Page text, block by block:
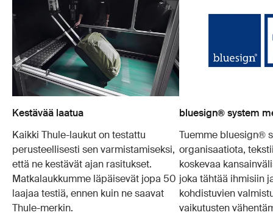
Kestävää laatua
Kaikki Thule-laukut on testattu
perusteellisesti sen varmistamiseksi,
että ne kestävät ajan rasitukset.
Matkalaukkumme läpäisevät jopa 50
laajaa testiä, ennen kuin ne saavat
Thule-merkin.
bluesign® system
Tuemme bluesign®
organisaatiota,
koskevaa
joka tähtää ihmisiin
kohdistuvien
vaikutusten